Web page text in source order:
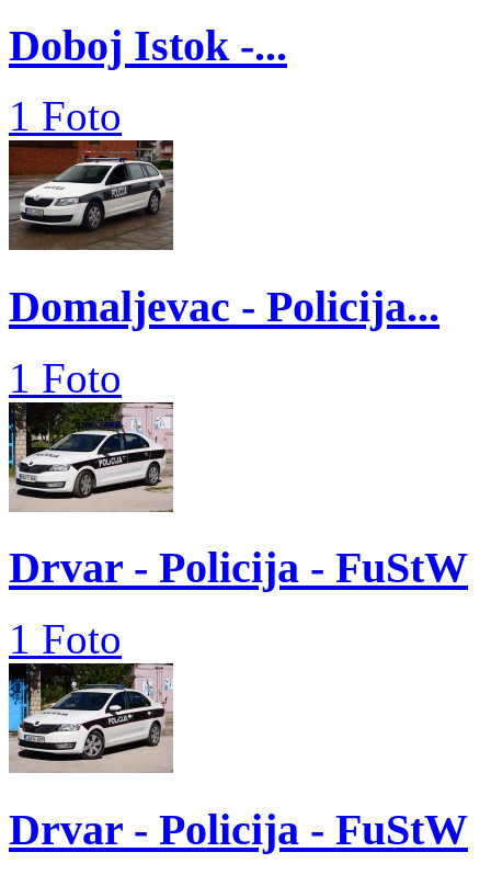
Doboj Istok -...
1 Foto
Domaljevac - Policija...
1 Foto
Drvar - Policija - FuStW
1 Foto
Drvar - Policija - FuStW